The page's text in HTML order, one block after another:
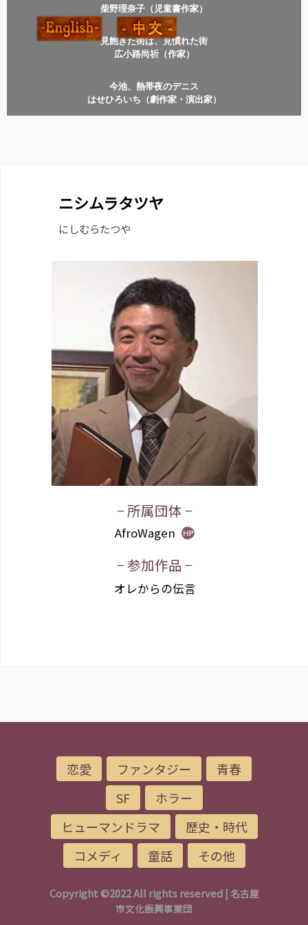
柴野理奈子（児童書作家）
見飽きた街は、見慣れた街
広小路尚祈（作家）
今池、熱帯夜のデニス
はせひろいち（劇作家・演出家）
ニシムラタツヤ
にしむらたつや
− 所属団体 −
AfroWagen
− 参加作品 −
オレからの伝言
恋愛 ファンタジー
青春
SF
ホラー
ヒューマンドラマ
歴史・時代
コメディ
童話 その他
Copyright ©2022 All rights reserved | 名古屋
市文化振興事業団